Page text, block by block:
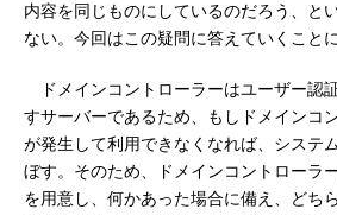
内容を同じものにしているのだろう、と
ない。今回はこの疑問に答えていくこと
ドメインコントローラーはユーザー認
すサーバーであるため、もしドメインコ
が発生して利用できなくなれば、システ
ぼす。そのため、ドメインコントローラ
を用意し、何かあった場合に備え、どち